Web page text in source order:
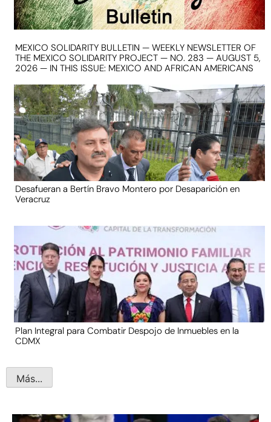
MEXICO SOLIDARITY BULLETIN — WEEKLY NEWSLETTER OF
THE MEXICO SOLIDARITY PROJECT — NO. 283 — AUGUST 5,
2026 — IN THIS ISSUE: MEXICO AND AFRICAN AMERICANS
Desafueran a Bertín Bravo Montero por Desaparición en
Veracruz
Plan Integral para Combatir Despojo de Inmuebles en la
CDMX
Más...